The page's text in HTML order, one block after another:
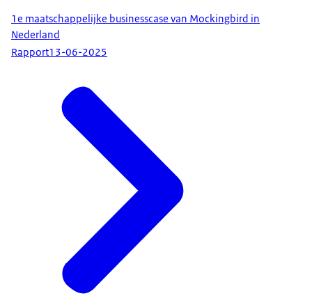
1e maatschappelijke businesscase van Mockingbird in
Nederland
Rapport13-06-2025